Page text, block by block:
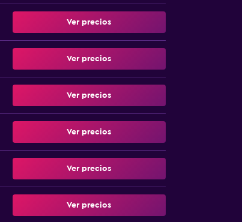
Ver precios
Ver precios
Ver precios
Ver precios
Ver precios
Ver precios